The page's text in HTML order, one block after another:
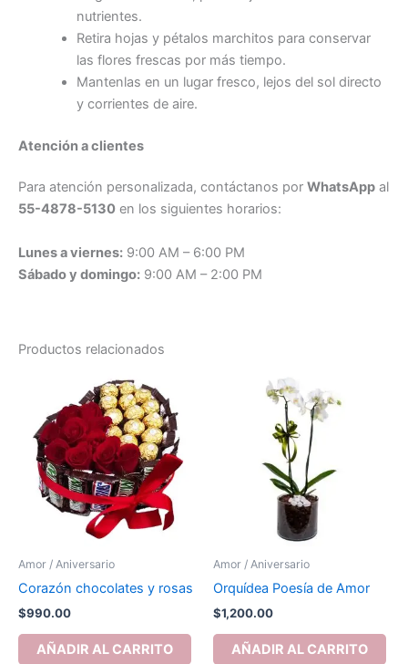
nutrientes.
Retira hojas y pétalos marchitos para conservar
las flores frescas por más tiempo.
Mantenlas en un lugar fresco, lejos del sol directo
y corrientes de aire.
Atención a clientes
Para atención personalizada, contáctanos por WhatsApp al
55-4878-5130 en los siguientes horarios:
Lunes a viernes: 9:00 AM – 6:00 PM
Sábado y domingo: 9:00 AM – 2:00 PM
Productos relacionados
Amor / Aniversario
Corazón chocolates y rosas
$990.00
AÑADIR AL CARRITO
Amor / Aniversario
Orquídea Poesía de Amor
$1,200.00
AÑADIR AL CARRITO